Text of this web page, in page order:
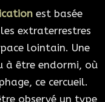
est basée
extraterrestres
lointain. Une
à être endormi, où
ce cercueil.
observé un type